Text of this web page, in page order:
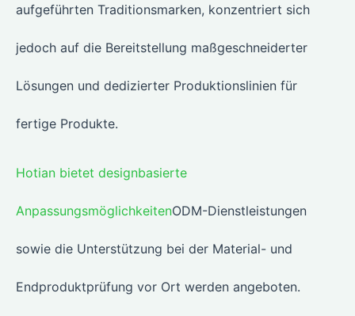
aufgeführten Traditionsmarken, konzentriert sich
jedoch auf die Bereitstellung maßgeschneiderter
Lösungen und dedizierter Produktionslinien für
fertige Produkte.
Hotian bietet designbasierte
AnpassungsmöglichkeitenODM-Dienstleistungen
sowie die Unterstützung bei der Material- und
Endproduktprüfung vor Ort werden angeboten.